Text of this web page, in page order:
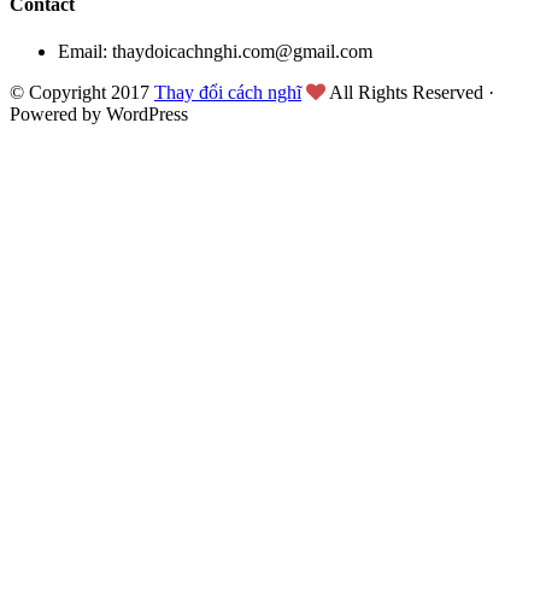
Email: thaydoicachnghi.com@gmail.com
© Copyright 2017 Thay đổi cách nghĩ
All Rights Reserved ·
Powered by WordPress